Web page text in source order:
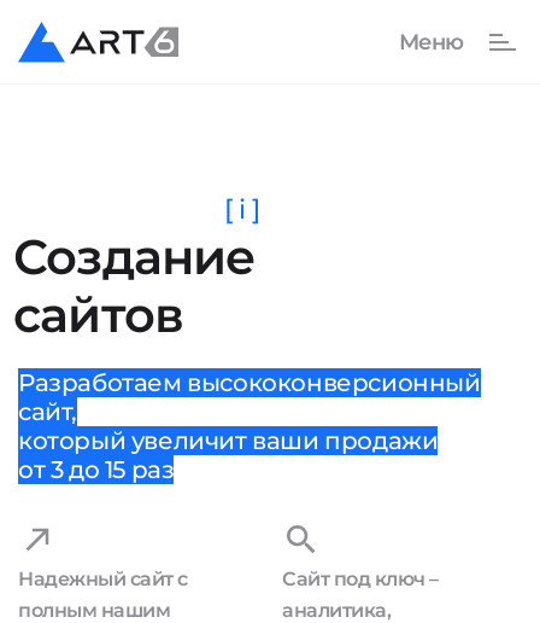
Создание
сайтов
[ i ]
Разработаем высококонверсионный
сайт,
который увеличит ваши продажи
от 3 до 15 раз
Надежный сайт с
полным нашим
Сайт под ключ –
аналитика,